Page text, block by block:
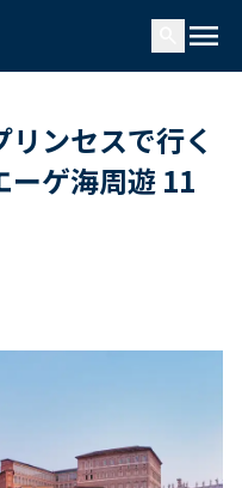
menu
ンセスで行く
ーゲ海周遊 11